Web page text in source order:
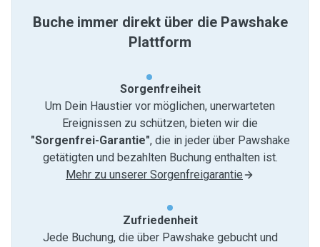
Buche immer direkt über die Pawshake
Plattform
Sorgenfreiheit
Um Dein Haustier vor möglichen, unerwarteten
Ereignissen zu schützen, bieten wir die
"Sorgenfrei-Garantie", die in jeder über Pawshake
getätigten und bezahlten Buchung enthalten ist.
Mehr zu unserer Sorgenfreigarantie
Zufriedenheit
Jede Buchung, die über Pawshake gebucht und